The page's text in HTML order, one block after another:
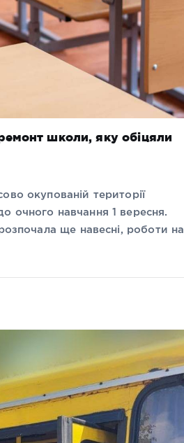
школи, яку обіцяли
окупованій території
очного навчання 1 вересня.
ще навесні, роботи на